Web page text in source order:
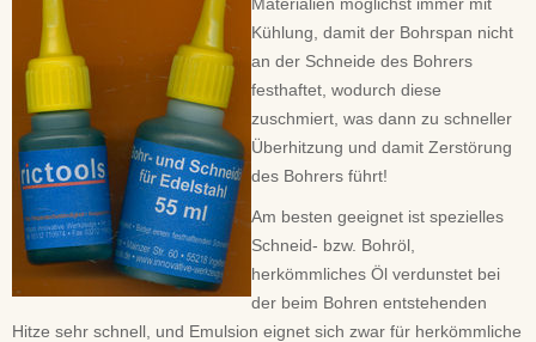
Kühlung, damit der Bohrspan nicht
an der Schneide des Bohrers
festhaftet, wodurch diese
zuschmiert, was dann zu schneller
Überhitzung und damit Zerstörung
des Bohrers führt!
Am besten geeignet ist spezielles
Schneid- bzw. Bohröl,
herkömmliches Öl verdunstet bei
der beim Bohren entstehenden
Hitze sehr schnell, und Emulsion eignet sich zwar für herkömmliche